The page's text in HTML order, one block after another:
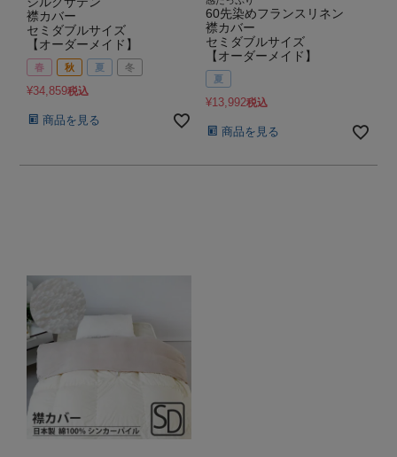
襟カバー
セミダブルサイズ
【オーダーメイド】
春 秋 夏 冬
¥34,859税込
商品を見る
60先染めフランスリネン
襟カバー
セミダブルサイズ
【オーダーメイド】
夏
¥13,992税込
商品を見る